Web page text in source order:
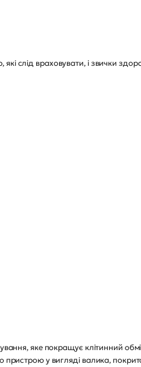
слід враховувати, і звички
яке покращує клітинний
пристрою у вигляді валика,